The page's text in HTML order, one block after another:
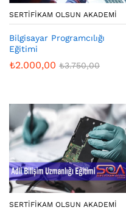
SERTIFIKAM OLSUN AKADEMI
Bilgisayar Programcılığı
Eğitimi
₺2.000,00 ₺3.750,00
SERTIFIKAM OLSUN AKADEMI